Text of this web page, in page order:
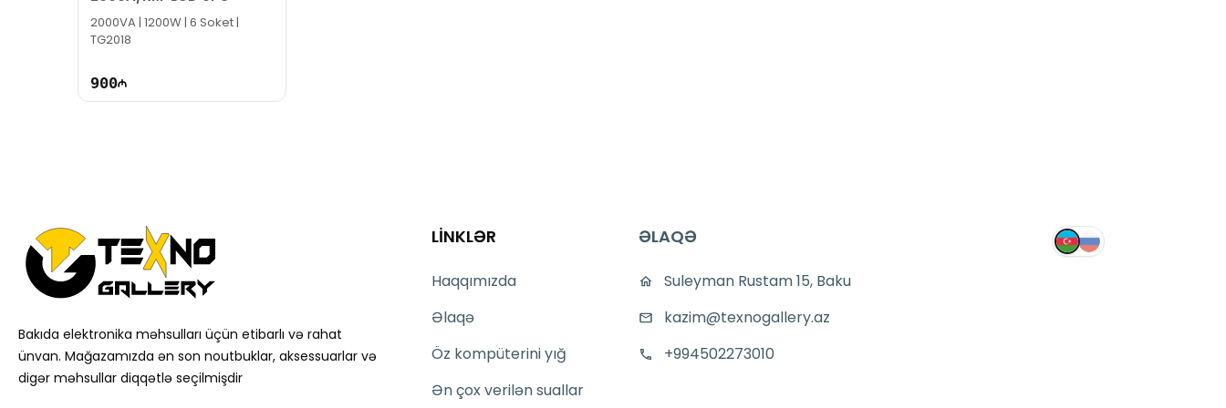
2000VA | 1200W | 6 Soket |
TG2018
900
Bakıda elektronika məhsulları üçün etibarlı və rahat
ünvan. Mağazamızda ən son noutbuklar, aksessuarlar və
digər məhsullar diqqətlə seçilmişdir
LİNKLƏR
Haqqımızda
Əlaqə
Öz kompüterini yığ
Ən çox verilən suallar
ƏLAQƏ
Suleyman Rustam 15, Baku
kazim@texnogallery.az
+994502273010